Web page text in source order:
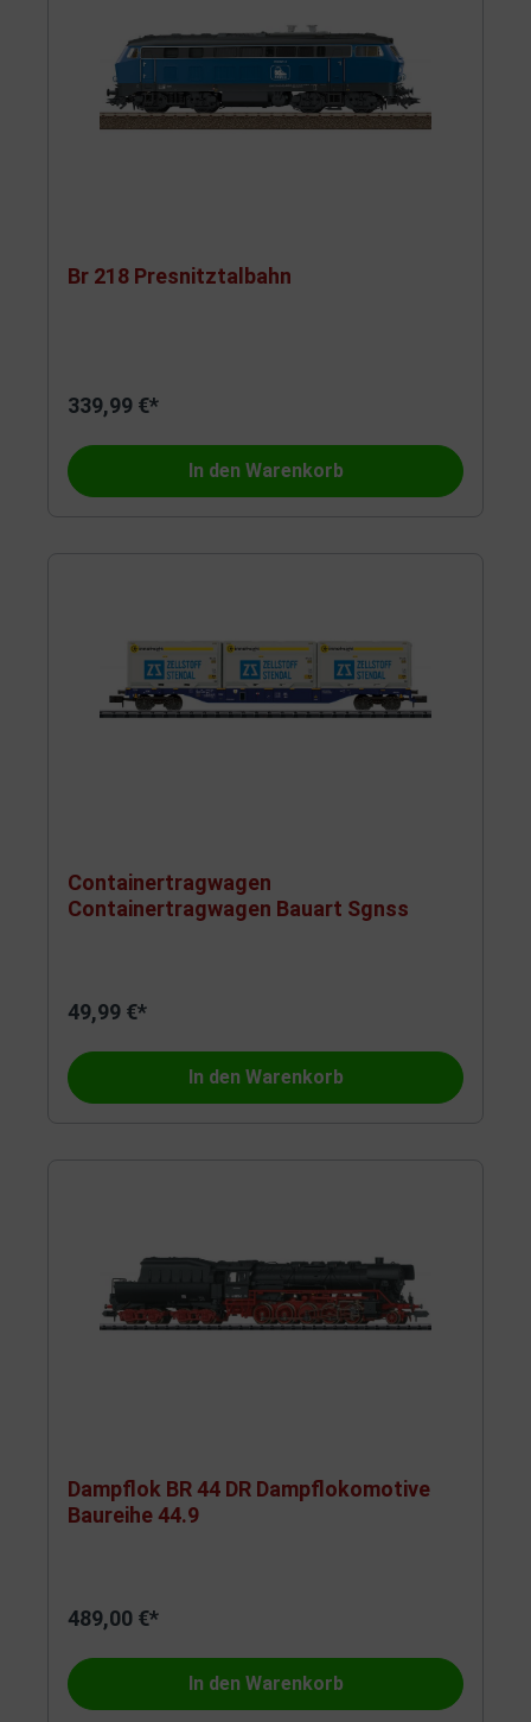
Br 218 Presnitztalbahn
339,99 €*
In den Warenkorb
Containertragwagen
Containertragwagen Bauart Sgnss
49,99 €*
In den Warenkorb
Dampflok BR 44 DR Dampflokomotive
Baureihe 44.9
489,00 €*
In den Warenkorb